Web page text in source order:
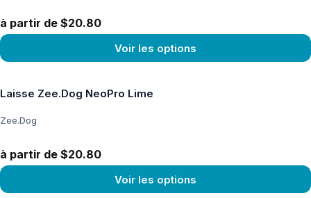
à partir de $20.80
Voir les options
Laisse Zee.Dog NeoPro Lime
Zee.Dog
à partir de $20.80
Voir les options